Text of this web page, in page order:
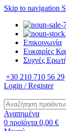
Skip to navigation
Επικοινωνία
Ευκαιρίες
Συχνές
+30 210 710 56 29
Login / Register
Αγαπημένα
0 προϊόντα 0,00 €